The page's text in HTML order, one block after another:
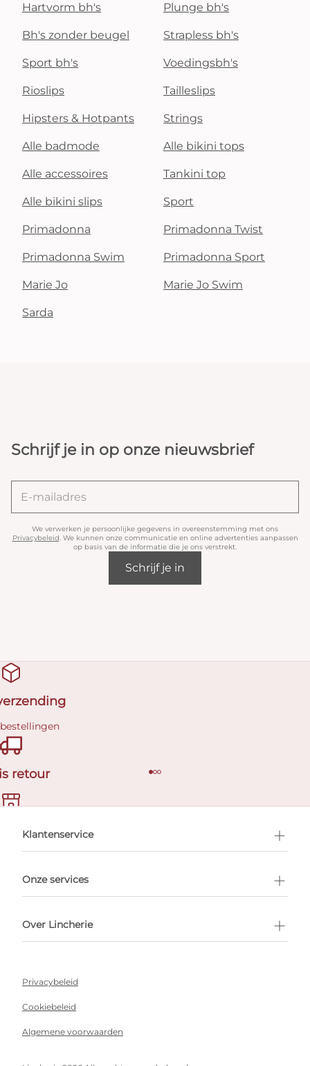
Hartvorm bh's Plunge bh's
Bh's zonder beugel Strapless bh's
Sport bh's Voedingsbh's
Rioslips Tailleslips
Hipsters & Hotpants Strings
Alle badmode Alle bikini tops
Alle accessoires Tankini top
Alle bikini slips Sport
Primadonna Primadonna Twist
Primadonna Swim Primadonna Sport
Marie Jo Marie Jo Swim
Sarda
Schrijf je in op onze nieuwsbrief
We verwerken je persoonlijke gegevens in overeenstemming met ons
Privacybeleid. We kunnen onze communicatie en online advertenties aanpassen
op basis van de informatie die je ons verstrekt.
Schrijf je in
retour
afspraak
Klantenservice
Onze services
Over Lincherie
Privacybeleid
Cookiebeleid
Algemene voorwaarden